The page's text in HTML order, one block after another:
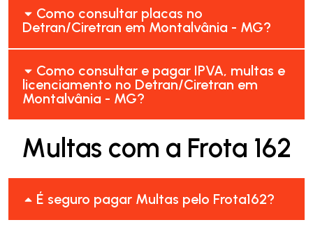
Como consultar placas no
Detran/Ciretran em Montalvânia - MG?
Como consultar e pagar IPVA, multas e
licenciamento no Detran/Ciretran em
Montalvânia - MG?
Multas com a Frota 162
É seguro pagar Multas pelo Frota162?